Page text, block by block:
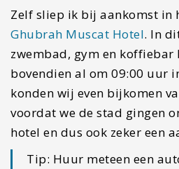
Zelf sliep ik bij aankomst in
Ghubrah Muscat Hotel. In
zwembad, gym en koffiebar
bovendien al om 09:00 uur
konden wij even bijkomen
voordat we de stad gingen
hotel en dus ook zeker een
Tip: Huur meteen een